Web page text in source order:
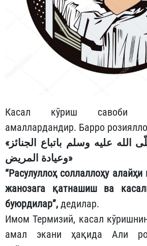
Касал кўриш савоби
амаллардандир. Барро
«أمرنا رسول الله صلّى الله عليه وسلم باتباع الجنائز
وعيادة المريض»
“Расулуллоҳ соллаллоҳу
жанозага қатнашиш ва
буюрдилар”, дедилар.
Имом Термизий, касал
амал экани ҳақида Али